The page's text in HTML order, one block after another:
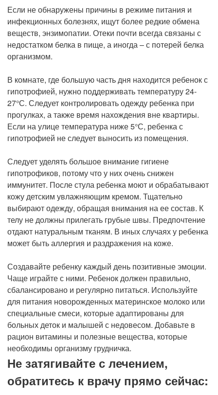
Если не обнаружены причины в режиме питания и
инфекционных болезнях, ищут более редкие обмена
веществ, энзимопатии. Отеки почти всегда связаны с
недостатком белка в пище, а иногда – с потерей белка
организмом.
В комнате, где большую часть дня находится ребенок с
гипотрофией, нужно поддерживать температуру 24-
27°С. Следует контролировать одежду ребенка при
прогулках, а также время нахождения вне квартиры.
Если на улице температура ниже 5°С, ребенка с
гипотрофией не следует выносить из помещения.
Следует уделять большое внимание гигиене
гипотрофиков, потому что у них очень снижен
иммунитет. После стула ребенка моют и обрабатывают
кожу детским увлажняющим кремом. Тщательно
выбирают одежду, обращая внимания на ее состав. К
телу не должны прилегать грубые швы. Предпочтение
отдают натуральным тканям. В иных случаях у ребенка
может быть аллергия и раздражения на коже.
Создавайте ребенку каждый день позитивные эмоции.
Чаще играйте с ними. Ребенок должен правильно,
сбалансировано и регулярно питаться. Используйте
для питания новорожденных материнское молоко или
специальные смеси, которые адаптированы для
больных деток и малышей с недовесом. Добавьте в
рацион витамины и полезные вещества, которые
необходимы организму грудничка.
Не затягивайте с лечением,
обратитесь к врачу прямо сейчас: